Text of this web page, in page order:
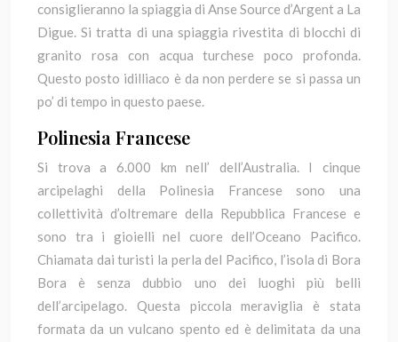
consiglieranno la spiaggia di Anse Source d’Argent a La
Digue. Si tratta di una spiaggia rivestita di blocchi di
granito rosa con acqua turchese poco profonda.
Questo posto idilliaco è da non perdere se si passa un
po’ di tempo in questo paese.
Polinesia Francese
Si trova a 6.000 km nell’ dell’Australia. I cinque
arcipelaghi della Polinesia Francese sono una
collettività d’oltremare della Repubblica Francese e
sono tra i gioielli nel cuore dell’Oceano Pacifico.
Chiamata dai turisti la perla del Pacifico, l’isola di Bora
Bora è senza dubbio uno dei luoghi più belli
dell’arcipelago. Questa piccola meraviglia è stata
formata da un vulcano spento ed è delimitata da una